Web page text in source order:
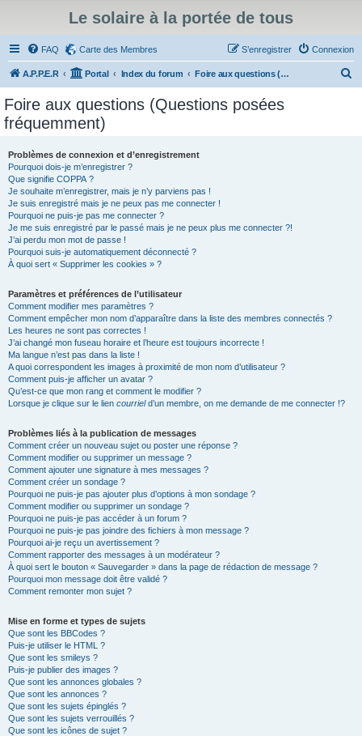
Le solaire à la portée de tous
FAQ Carte des Membres Connexion
S’enregistrer
A.P.P.E.R Portal Index du forum Foire aux questions (Questions posées fréquemment)
Foire aux questions (Questions posées
fréquemment)
Problèmes de connexion et d’enregistrement
Pourquoi dois-je m’enregistrer ?
Que signifie COPPA ?
Je souhaite m’enregistrer, mais je n’y parviens pas !
Je suis enregistré mais je ne peux pas me connecter !
Pourquoi ne puis-je pas me connecter ?
Je me suis enregistré par le passé mais je ne peux plus me connecter ?!
J’ai perdu mon mot de passe !
Pourquoi suis-je automatiquement déconnecté ?
À quoi sert « Supprimer les cookies » ?
Paramètres et préférences de l’utilisateur
Comment modifier mes paramètres ?
Comment empêcher mon nom d’apparaître dans la liste des membres connectés ?
Les heures ne sont pas correctes !
J’ai changé mon fuseau horaire et l’heure est toujours incorrecte !
Ma langue n’est pas dans la liste !
A quoi correspondent les images à proximité de mon nom d’utilisateur ?
Comment puis-je afficher un avatar ?
Qu’est-ce que mon rang et comment le modifier ?
Lorsque je clique sur le lien courrield’un membre, on me demande de me connecter !?
Problèmes liés à la publication de messages
Comment créer un nouveau sujet ou poster une réponse ?
Comment modifier ou supprimer un message ?
Comment ajouter une signature à mes messages ?
Comment créer un sondage ?
Pourquoi ne puis-je pas ajouter plus d’options à mon sondage ?
Comment modifier ou supprimer un sondage ?
Pourquoi ne puis-je pas accéder à un forum ?
Pourquoi ne puis-je pas joindre des fichiers à mon message ?
Pourquoi ai-je reçu un avertissement ?
Comment rapporter des messages à un modérateur ?
À quoi sert le bouton « Sauvegarder » dans la page de rédaction de message ?
Pourquoi mon message doit être validé ?
Comment remonter mon sujet ?
Mise en forme et types de sujets
Que sont les BBCodes ?
Puis-je utiliser le HTML ?
Que sont les smileys ?
Puis-je publier des images ?
Que sont les annonces globales ?
Que sont les annonces ?
Que sont les sujets épinglés ?
Que sont les sujets verrouillés ?
Que sont les icônes de sujet ?